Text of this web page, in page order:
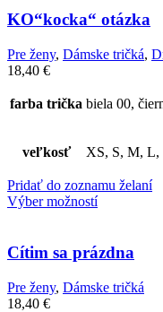
KO“kocka“ otázka
Pre ženy, Dámske tričká,
18,40 €
farba trička biela 00,
veľkosť XS, S, M,
Pridať do zoznamu želaní
Výber možností
Cítim sa prázdna
Pre ženy, Dámske tričká
18,40 €